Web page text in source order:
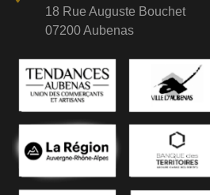
18 Rue Auguste Bouchet
07200 Aubenas